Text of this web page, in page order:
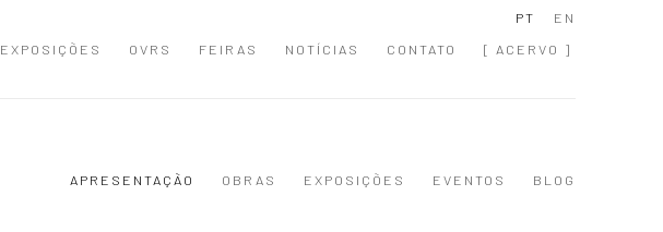
EXPOSIÇÕES OVRS FEIRAS NOTÍCIAS CONTATO [ ACERVO ]
PT EN
APRESENTAÇÃO OBRAS EXPOSIÇÕES EVENTOS BLOG